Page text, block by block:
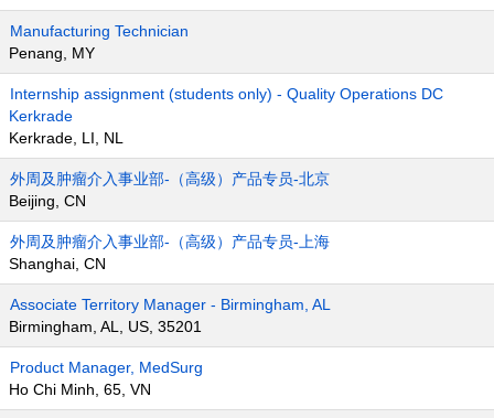
Manufacturing Technician
Penang, MY
Internship assignment (students only) - Quality Operations DC
Kerkrade
Kerkrade, LI, NL
外周及肿瘤介入事业部-（高级）产品专员-北京
Beijing, CN
外周及肿瘤介入事业部-（高级）产品专员-上海
Shanghai, CN
Associate Territory Manager - Birmingham, AL
Birmingham, AL, US, 35201
Product Manager, MedSurg
Ho Chi Minh, 65, VN